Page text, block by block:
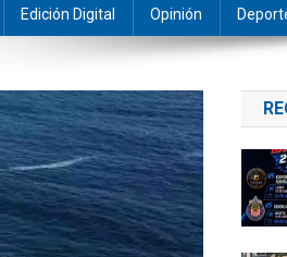
Edición Digital Opinión